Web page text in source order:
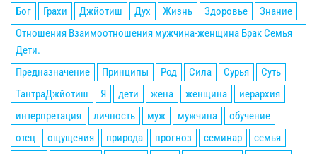
Бог
Грахи Джйотиш Дух Жизнь Здоровье
Знание
Отношения Взаимоотношения мужчина-женщина Брак Семья
Дети.
Предназначение
Принципы Род Сила Сурья
Суть
ТантраДжйотиш
Я дети жена женщина
иерархия
интерпретация
личность муж мужчина
обучение
отец
ощущения природа прогноз семинар
семья